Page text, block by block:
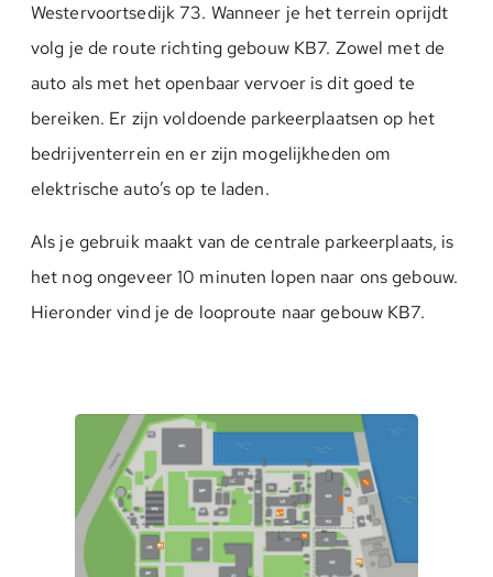
Westervoortsedijk 73. Wanneer je het terrein oprijdt
volg je de route richting gebouw KB7. Zowel met de
auto als met het openbaar vervoer is dit goed te
bereiken. Er zijn voldoende parkeerplaatsen op het
bedrijventerrein en er zijn mogelijkheden om
elektrische auto’s op te laden.
Als je gebruik maakt van de centrale parkeerplaats, is
het nog ongeveer 10 minuten lopen naar ons gebouw.
Hieronder vind je de looproute naar gebouw KB7.